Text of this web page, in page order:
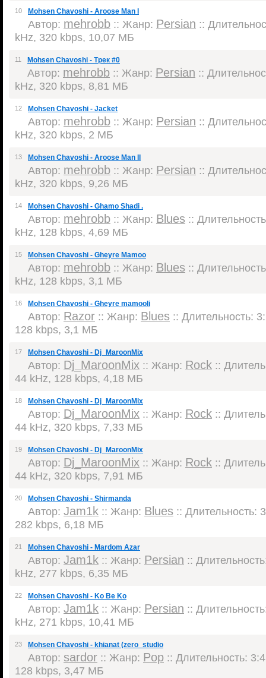
10 Mohsen Chavoshi - Aroose Man I
Автор: mehrobb :: Жанр: Persian ::
kHz, 320 kbps, 10,07 МБ
11 Mohsen Chavoshi - Трек #0
Автор: mehrobb :: Жанр: Persian ::
kHz, 320 kbps, 8,81 МБ
12 Mohsen Chavoshi - Jacket
Автор: mehrobb :: Жанр: Persian ::
kHz, 320 kbps, 2 МБ
13 Mohsen Chavoshi - Aroose Man II
Автор: mehrobb :: Жанр: Persian ::
kHz, 320 kbps, 9,26 МБ
14 Mohsen Chavoshi - Ghamo Shadi .
Автор: mehrobb :: Жанр: Blues ::
kHz, 128 kbps, 4,69 МБ
15 Mohsen Chavoshi - Gheyre Mamoo
Автор: mehrobb :: Жанр: Blues ::
kHz, 128 kbps, 3,1 МБ
16 Mohsen Chavoshi - Gheyre mamooli
Автор: Razor :: Жанр: Blues :: Длительность:
128 kbps, 3,1 МБ
17 Mohsen Chavoshi - Dj_MaroonMix
Автор: Dj_MaroonMix :: Жанр: Rock ::
44 kHz, 128 kbps, 4,18 МБ
18 Mohsen Chavoshi - Dj_MaroonMix
Автор: Dj_MaroonMix :: Жанр: Rock ::
44 kHz, 320 kbps, 7,33 МБ
19 Mohsen Chavoshi - Dj_MaroonMix
Автор: Dj_MaroonMix :: Жанр: Rock ::
44 kHz, 320 kbps, 7,91 МБ
20 Mohsen Chavoshi - Shirmanda
Автор: Jam1k :: Жанр: Blues :: Длительность:
282 kbps, 6,18 МБ
21 Mohsen Chavoshi - Mardom Azar
Автор: Jam1k :: Жанр: Persian ::
kHz, 277 kbps, 6,35 МБ
22 Mohsen Chavoshi - Ko Be Ko
Автор: Jam1k :: Жанр: Persian ::
kHz, 271 kbps, 10,41 МБ
23 Mohsen Chavoshi - khianat (zero_studio
Автор: sardor :: Жанр: Pop :: Длительность:
128 kbps, 3,47 МБ